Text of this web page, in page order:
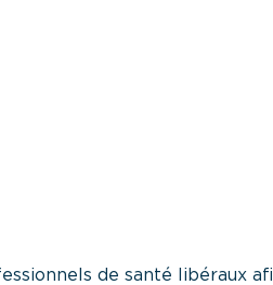
de santé libéraux